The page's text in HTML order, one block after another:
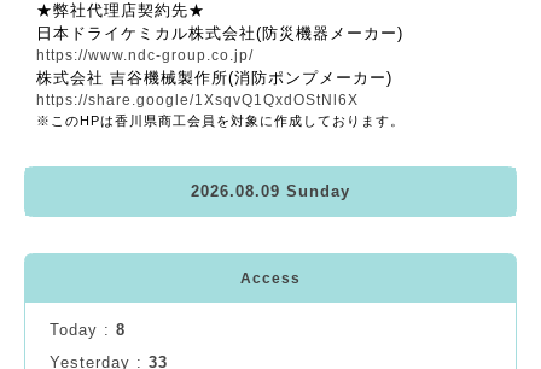
★弊社代理店契約先★
日本ドライケミカル株式会社(防災機器メーカー)
https://www.ndc-group.co.jp/
株式会社 吉谷機械製作所(消防ポンプメーカー)
https://share.google/1XsqvQ1QxdOStNl6X
※このHPは香川県商工会員を対象に作成しております。
2026.08.09 Sunday
Access
Today : 8
Yesterday : 33